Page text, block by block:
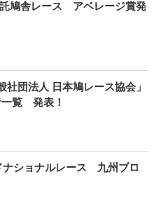
鳩舎レース アベレージ賞発
社団法人 日本鳩レース協会」
一覧 発表！
ナショナルレース 九州ブロ